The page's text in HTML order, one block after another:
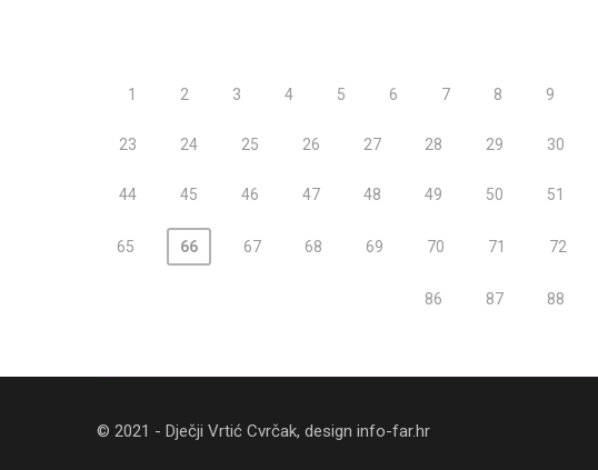
1 2 3 4 5 6 7 8 9
23 24 25 26 27 28 29 30
44 45 46 47 48 49 50 51
65 66 67 68 69 70 71 72
86 87 88
© 2021 - Dječji Vrtić Cvrčak, design info-far.hr